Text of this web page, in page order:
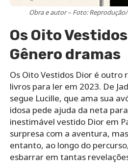
Obra e autor – Foto:
Os Oito Vestidos
Gênero dramas
Os Oito Vestidos Dior é outro
livros para ler em 2023. De
segue Lucille, que ama sua
idosa pede ajuda da neta
inestimável vestido Dior em
surpresa com a aventura,
entanto, ao longo do
esbarrar em tantas